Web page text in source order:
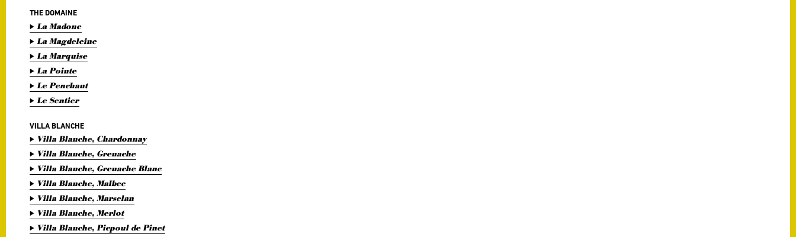
THE DOMAINE
La Madone
La Magdeleine
La Marquise
La Pointe
Le Penchant
Le Sentier
VILLA BLANCHE
Villa Blanche, Chardonnay
Villa Blanche, Grenache
Villa Blanche, Grenache Blanc
Villa Blanche, Malbec
Villa Blanche, Marselan
Villa Blanche, Merlot
Villa Blanche, Picpoul de Pinet